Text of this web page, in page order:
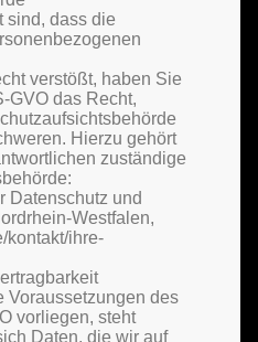
sind, dass die
verstößt, haben Sie
GVO das Recht,
Hierzu gehört
zuständige
Datenschutz und
Westfalen,
kontakt/ihre-
Voraussetzungen des
vorliegen, steht
Daten, die wir auf